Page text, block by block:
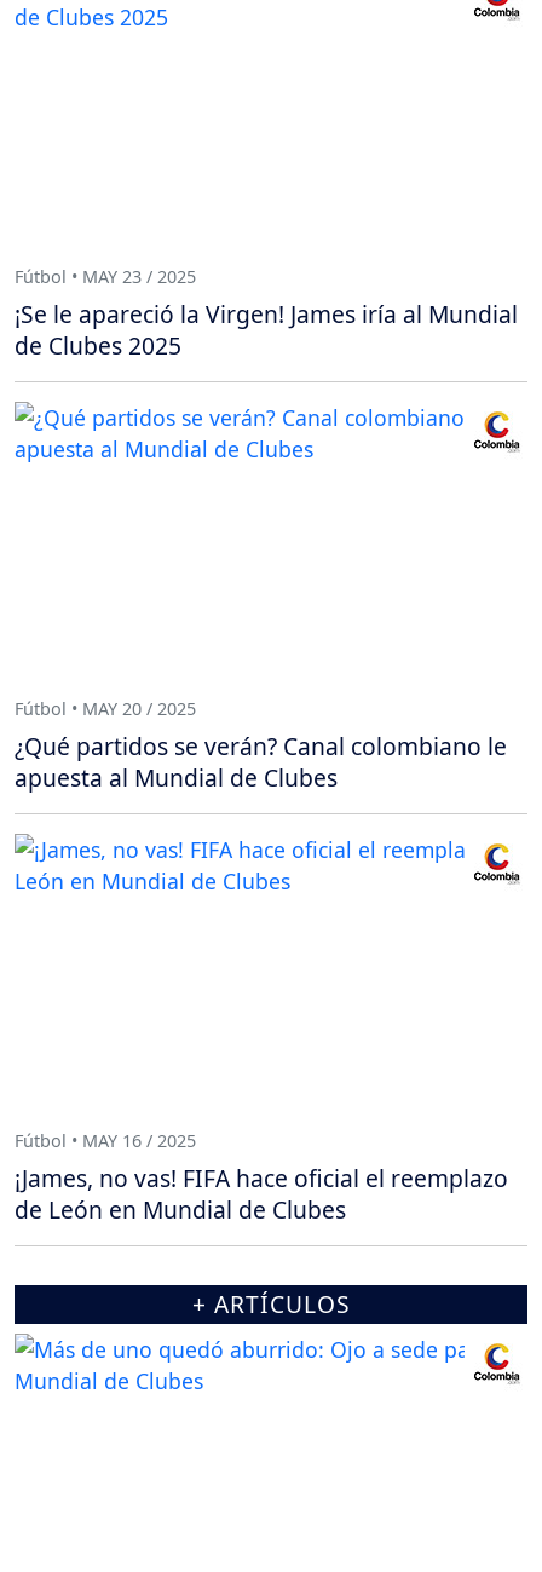
Fútbol • MAY 23 / 2025
¡Se le apareció la Virgen! James iría al Mundial
de Clubes 2025
Fútbol • MAY 20 / 2025
¿Qué partidos se verán? Canal colombiano le
apuesta al Mundial de Clubes
Fútbol • MAY 16 / 2025
¡James, no vas! FIFA hace oficial el reemplazo
de León en Mundial de Clubes
+ ARTÍCULOS